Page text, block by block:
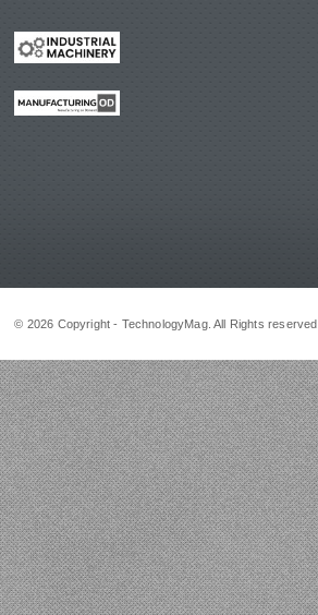
© 2026 Copyright - TechnologyMag. All Rights reserved.